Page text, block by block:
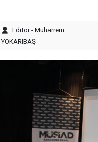
Editör - Muharrem
YOKARIBAŞ